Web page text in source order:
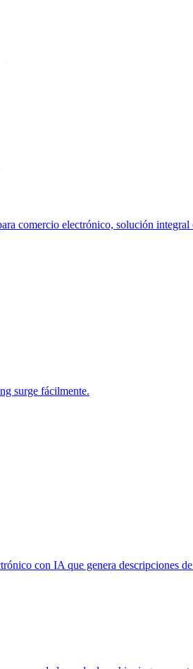
comercio electrónico, solución integral
surge fácilmente.
con IA que genera descripciones